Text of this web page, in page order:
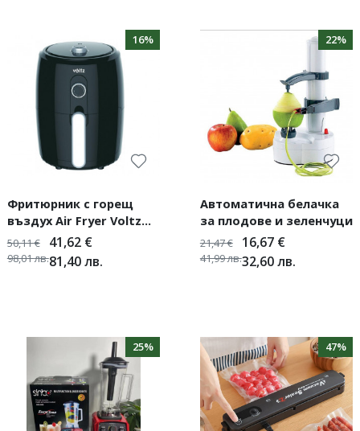
16%
Фритюрник с горещ
въздух Air Fryer Voltz
V51980L, 1000W, 2 литра
41,62 €
81,40лв.
50,11€
98,01лв.
22%
Автоматична белачка
за плодове и зеленчуци
16,67 €
32,60лв.
21,47€
41,99лв.
25% 47%